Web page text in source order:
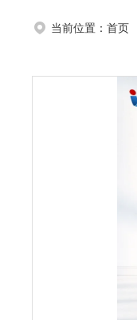
当前位置： 首页